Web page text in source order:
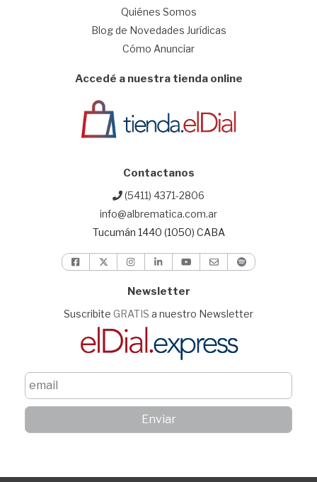
Quiénes Somos
Blog de Novedades Jurídicas
Cómo Anunciar
Accedé a nuestra tienda online
Contactanos
(5411) 4371-2806
info@albrematica.com.ar
Tucumán 1440 (1050) CABA
Newsletter
Suscribite GRATIS a nuestro Newsletter